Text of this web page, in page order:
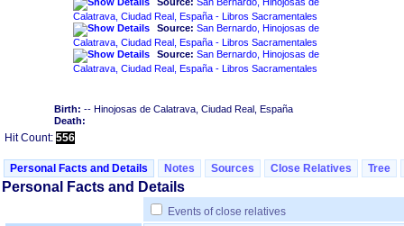
Calatrava, Ciudad Real, España - Libros Sacramentales
Source: San Bernardo, Hinojosas de
Calatrava, Ciudad Real, España - Libros Sacramentales
Source: San Bernardo, Hinojosas de
Calatrava, Ciudad Real, España - Libros Sacramentales
Birth: -- Hinojosas de Calatrava, Ciudad Real, España
Death:
Hit Count: 556
Personal Facts and Details Notes Sources Close Relatives Tree
Personal Facts and Details
Events of close relatives